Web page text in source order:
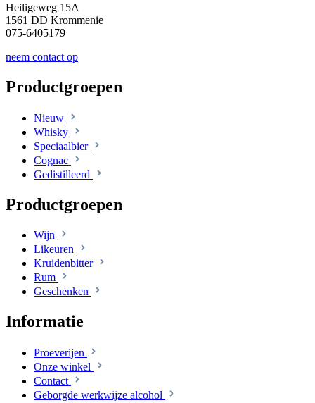
Heiligeweg 15A
1561 DD Krommenie
075-6405179
neem contact op
Productgroepen
Nieuw
Whisky
Speciaalbier
Cognac
Gedistilleerd
Productgroepen
Wijn
Likeuren
Kruidenbitter
Rum
Geschenken
Informatie
Proeverijen
Onze winkel
Contact
Geborgde werkwijze alcohol